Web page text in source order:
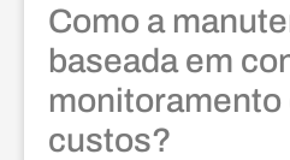
Como a
baseada em
custos?